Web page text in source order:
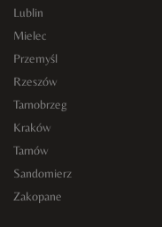
Lublin
Mielec
Przemyśl
Rzeszów
Tarnobrzeg
Kraków
Tarnów
Sandomierz
Zakopane